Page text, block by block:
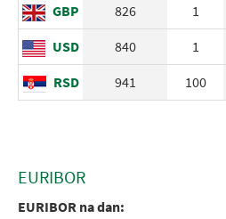
GBP
826 1
USD
840 1
RSD
941 100
EURIBOR
EURIBOR na dan: